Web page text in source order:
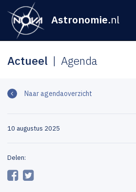
Astronomie.nl
Actueel Agenda
Naar agendaoverzicht
10 augustus 2025
Delen: